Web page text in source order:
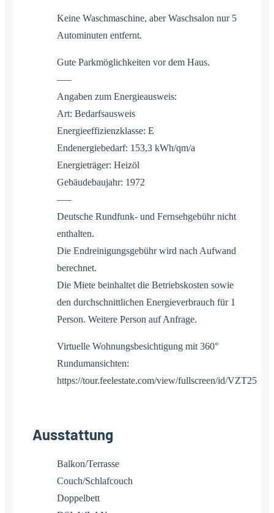
Keine Waschmaschine, aber Waschsalon nur 5
Autominuten entfernt.
Gute Parkmöglichkeiten vor dem Haus.
—–
Angaben zum Energieausweis:
Art: Bedarfsausweis
Energieeffizienzklasse: E
Endenergiebedarf: 153,3 kWh/qm/a
Energieträger: Heizöl
Gebäudebaujahr: 1972
—–
Deutsche Rundfunk- und Fernsehgebühr nicht
enthalten.
Die Endreinigungsgebühr wird nach Aufwand
berechnet.
Die Miete beinhaltet die Betriebskosten sowie
den durchschnittlichen Energieverbrauch für 1
Person. Weitere Person auf Anfrage.
Virtuelle Wohnungsbesichtigung mit 360°
Rundumansichten:
https://tour.feelestate.com/view/fullscreen/id/VZT25
Ausstattung
Balkon/Terrasse
Couch/Schlafcouch
Doppelbett